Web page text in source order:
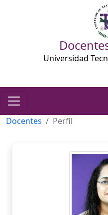
Universidad
Docentes Perfil